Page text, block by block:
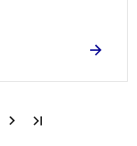
Page suivante